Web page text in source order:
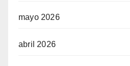
mayo 2026
abril 2026